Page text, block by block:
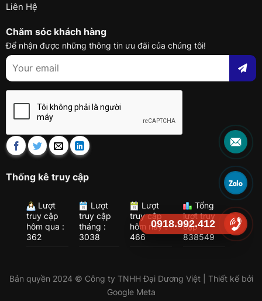
Liên Hệ
Chăm sóc khách hàng
Để nhận được những thông tin ưu đãi của chúng tôi!
Thống kê truy cập
Lượt
truy cập
hôm qua :
362
Lượt
truy cập
tháng :
3038
Lượt
truy cập
hôm nay :
466
Tổng
lượt truy
cập :
838549
Bản quyền 2024 © Công ty TNHH Đại Dương Việt | Thiết kế bởi
Google Meta
0918.992.412